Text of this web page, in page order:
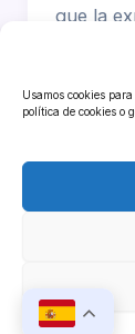
Usamos cookies
política de cookies o
que la
la